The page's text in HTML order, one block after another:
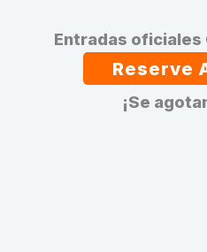
Entradas oficiales
Reserve
¡Se